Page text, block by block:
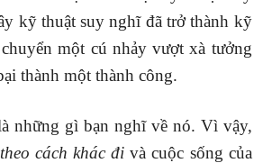
kỹ thuật suy nghĩ đã trở thành kỹ
một cú nhảy vượt xà tưởng
thành một thành công.
những gì bạn nghĩ về nó. Vì vậy,
cách khác đi và cuộc sống của